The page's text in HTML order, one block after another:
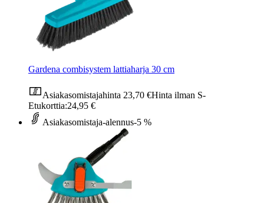
Gardena combisystem lattiaharja 30 cm
Asiakasomistajahinta 23,70 €Hinta ilman S-
Etukorttia:24,95 €
Asiakasomistaja-alennus-5 %